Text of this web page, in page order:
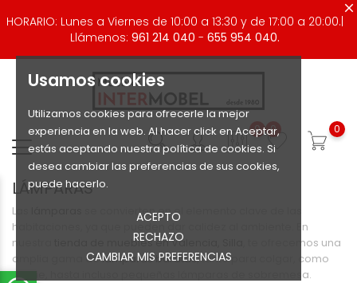
Usamos cookies
Utilizamos cookies para ofrecerle la mejor
experiencia en la web. Al hacer click en Aceptar,
estás aceptando nuestra política de cookies. Si
desea cambiar las preferencias de sus cookies,
puede hacerlo.
ACEPTO
RECHAZO
CAMBIAR MIS PREFERENCIAS
HORARIO: Lunes a Viernes de 10:00 a 13:30 y de 17:00 a 20:00.|
Llámenos: 961 214 040 - 655 954 040.
0 0 0
LÁMPARAS
Las
se convierten en el elemento clave de las
habitaciones, ya que pueden dar calidez al ambiente. En
nuestra
tienda de muebles en Valencia
, te ofrecemos una
amplia gama delámparas baratas, tanto para colgar, como
de pie, hasta incluso pequeñas lámparas de sobremesa.